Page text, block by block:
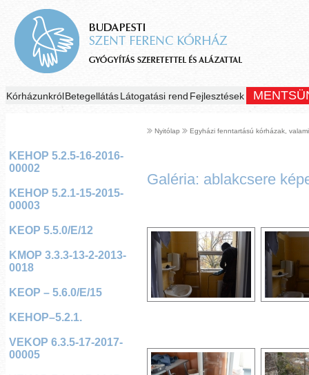
KórházunkrólBetegellátásLátogatási rend Fejlesztések
KEHOP 5.2.5-16-2016-
00002
KEHOP 5.2.1-15-2015-
00003
KEOP 5.5.0/E/12
KMOP 3.3.3-13-2-2013-
0018
KEOP – 5.6.0/E/15
KEHOP–5.2.1.
VEKOP 6.3.5-17-2017-
00005
Nyitólap Egyházi fenntartású kórházak,
Galéria: ablakcsere